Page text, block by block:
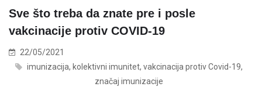
Sve što treba da znate pre i posle
vakcinacije protiv COVID-19
22/05/2021
imunizacija, kolektivni imunitet, vakcinacija protiv Covid-19,
značaj imunizacije